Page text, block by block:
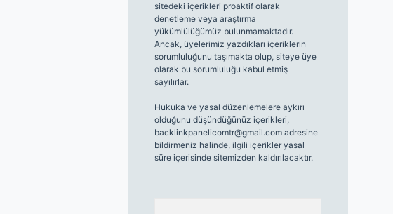
sitedeki içerikleri proaktif olarak
denetleme veya araştırma
yükümlülüğümüz bulunmamaktadır.
Ancak, üyelerimiz yazdıkları içeriklerin
sorumluluğunu taşımakta olup, siteye üye
olarak bu sorumluluğu kabul etmiş
sayılırlar.
Hukuka ve yasal düzenlemelere aykırı
olduğunu düşündüğünüz içerikleri,
backlinkpanelicomtr@gmail.comadresine
bildirmeniz halinde, ilgili içerikler yasal
süre içerisinde sitemizden kaldırılacaktır.